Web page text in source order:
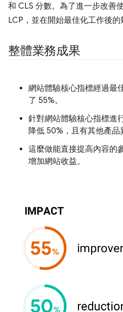
和 CLS 分數。為了進一步改善
LCP，並在開始最佳化工作後的
整體業務成果
網站體驗核心指標經過最
了 55%。
針對網站體驗核心指標進
降低 50%，且有其他產品
這麼做能直接提高內容的
增加網站收益。